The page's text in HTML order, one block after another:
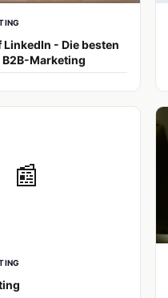
- Die besten
Marketing
📰